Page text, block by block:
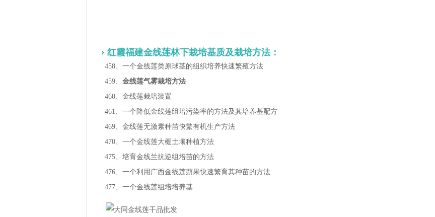
红霞福建金线莲林下栽培基质及栽培方法：
458、一个金线莲类原球茎的组织培养快速繁殖方法
459、 金线莲气雾栽培方法
460、金线莲栽培装置
461、一个降低金线莲组培污染率的方法及其培养基配方
469、金线莲无激素种苗快繁有机生产方法
470、一个金线莲大棚土壤种植方法
475、培育金线兰抗逆组培苗的方法
476、一个利用广西金线莲蒴果快速繁育其种苗的方法
477、一个金线莲组培培养基